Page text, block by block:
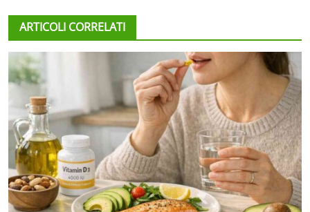
ARTICOLI CORRELATI